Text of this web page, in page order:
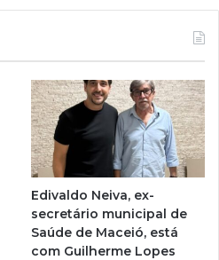
Edivaldo Neiva, ex-
secretário municipal de
Saúde de Maceió, está
com Guilherme Lopes